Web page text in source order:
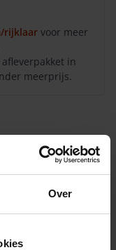
Over
rijklaar voor meer
in
meerprijs.